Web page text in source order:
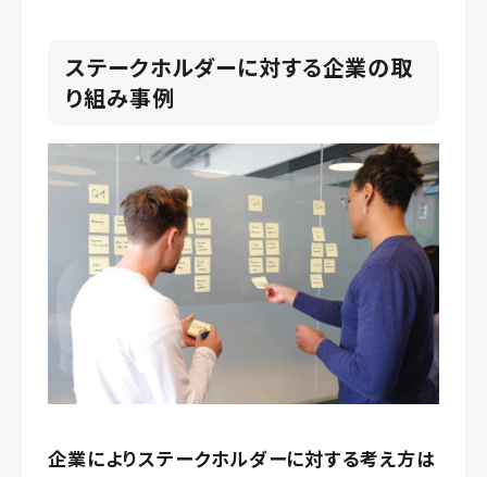
ステークホルダーに対する企業の取
り組み事例
企業によりステークホルダーに対する考え方は